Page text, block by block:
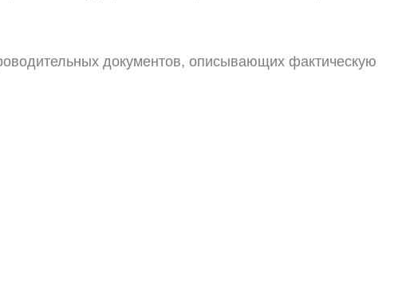
документов, описывающих фактическую